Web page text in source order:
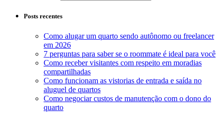
Posts recentes
Como alugar um quarto sendo autônomo ou freelancer
em 2026
7 perguntas para saber se o roommate é ideal para você
Como receber visitantes com respeito em moradias
compartilhadas
Como funcionam as vistorias de entrada e saída no
aluguel de quartos
Como negociar custos de manutenção com o dono do
quarto